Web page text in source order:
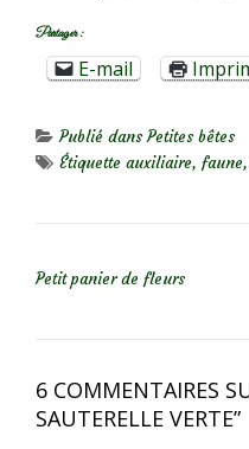
Partager :
E-mail
Publié dansPetites bêtes
Étiquette auxiliaire, faune,
Petit panier de fleurs
6 COMMENTAIRES
SAUTERELLE VERTE”